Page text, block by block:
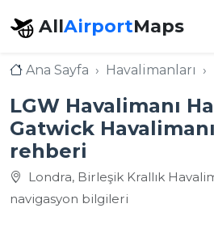
AllAirportMaps
Ana Sayfa Havalimanları
LGW Havalimanı
Gatwick
rehberi
Londra, Birleşik Krallık
navigasyon bilgileri